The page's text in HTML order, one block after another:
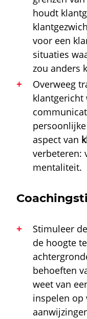
houdt
voor een
situaties
zou anders
Overweeg
klantgericht
aspect van
verbeteren:
mentaliteit.
Stimuleer
de hoogte
behoeften
weet van
inspelen op